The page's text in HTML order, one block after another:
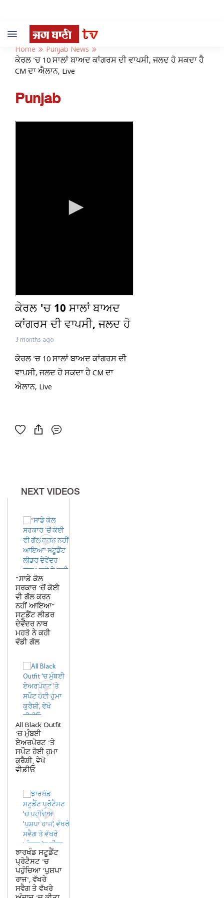
Toggle
navigation
Home
Punjab News
ਕੇਰਲ 'ਚ 10 ਸਾਲਾਂ ਬਾਅਦ ਕਾਂਗਰਸ ਦੀ ਵਾਪਸੀ, ਜਲਦ ਹੋ ਸਕਦਾ ਹੈ
CM ਦਾ ਐਲਾਨ, Live
Punjab
ਕੇਰਲ 'ਚ 10 ਸਾਲਾਂ ਬਾਅਦ
ਕਾਂਗਰਸ ਦੀ ਵਾਪਸੀ, ਜਲਦ ਹੋ
ਸਕਦਾ ਹੈ CM ਦਾ ਐਲਾਨ,
Live
3 months ago
ਕੇਰਲ 'ਚ 10 ਸਾਲਾਂ ਬਾਅਦ ਕਾਂਗਰਸ ਦੀ
ਵਾਪਸੀ, ਜਲਦ ਹੋ ਸਕਦਾ ਹੈ CM ਦਾ
ਐਲਾਨ, Live
NEXT VIDEOS
“ਸਾਡੇ ਕੋਲ
ਸਰਕਾਰ 'ਚੋਂ ਕੋਈ
ਵੀ ਗੱਲ ਕਰਨ
ਨਹੀਂ ਆਇਆ”
ਸਟੂਡੈਂਟ ਲੀਡਰ
ਦੇਵੇਂਦਰ ਨਾਥ
ਮਹਤੋ ਨੇ ਕਹੀ
ਵੱਡੀ ਗੱਲ
All Black Outfit
'ਚ ਮੁੰਬਈ
ਏਅਰਪੋਰਟ 'ਤੇ
ਸਪੌਟ ਹੋਈ ਹੁਮਾ
ਕੁਰੈਸ਼ੀ, ਵੇਖੋ
ਵੀਡੀਓ
ਝਾਰਖੰਡ ਸਟੂਡੈਂਟ
ਪ੍ਰੋਟੈਸਟ 'ਚ
ਪਹੁੰਚਿਆ 'ਪੁਸ਼ਪਾ
ਰਾਜ', ਵੱਖਰੇ
ਸਵੈਗ ਤੇ ਵੱਖਰੇ